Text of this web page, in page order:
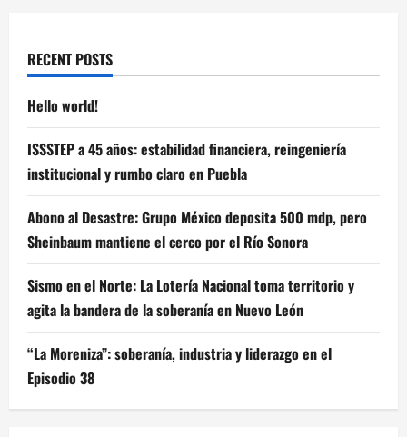
RECENT POSTS
Hello world!
ISSSTEP a 45 años: estabilidad financiera, reingeniería
institucional y rumbo claro en Puebla
Abono al Desastre: Grupo México deposita 500 mdp, pero
Sheinbaum mantiene el cerco por el Río Sonora
Sismo en el Norte: La Lotería Nacional toma territorio y
agita la bandera de la soberanía en Nuevo León
“La Moreniza”: soberanía, industria y liderazgo en el
Episodio 38